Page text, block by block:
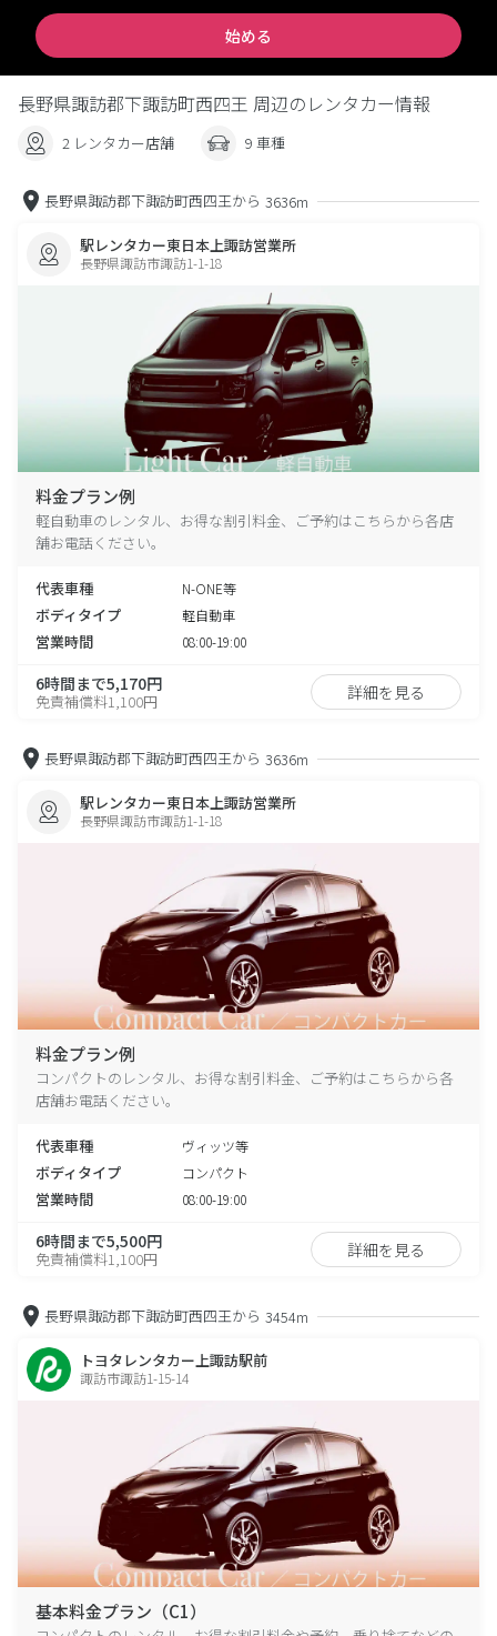
始める
長野県諏訪郡下諏訪町西四王 周辺のレンタカー情報
2 レンタカー店舗 9 車種
長野県諏訪郡下諏訪町西四王から 3636m
駅レンタカー東日本上諏訪営業所
長野県諏訪市諏訪1-1-18
料金プラン例
軽自動車のレンタル、お得な割引料金、ご予約はこちらから各店
舗お電話ください。
代表車種 N-ONE等
ボディタイプ 軽自動車
営業時間 08:00-19:00
6時間まで5,170円
免責補償料1,100円 詳細を見る
長野県諏訪郡下諏訪町西四王から 3636m
駅レンタカー東日本上諏訪営業所
長野県諏訪市諏訪1-1-18
料金プラン例
コンパクトのレンタル、お得な割引料金、ご予約はこちらから各
店舗お電話ください。
代表車種 ヴィッツ等
ボディタイプ コンパクト
営業時間 08:00-19:00
6時間まで5,500円
免責補償料1,100円 詳細を見る
長野県諏訪郡下諏訪町西四王から 3454m
トヨタレンタカー上諏訪駅前
諏訪市諏訪1-15-14
基本料金プラン（C1）